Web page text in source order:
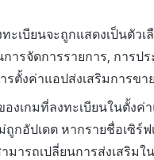
ทะเบียนจะถูกแสดงเป็นตัวเ
การจัดการรายการ, การปร
ตั้งค่าแอปส่งเสริมการขาย
องเกมที่ลงทะเบียนในตั้งค่
ถูกอัปเดต หากรายชื่อเซิร์ฟ
มารถเปลี่ยนการส่งเสริมใน